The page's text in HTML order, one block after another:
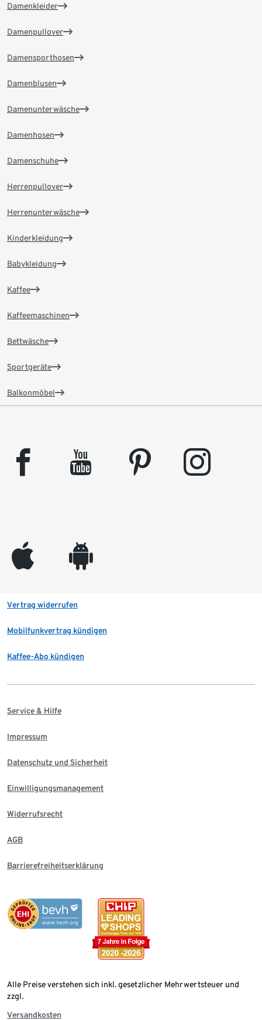
Damenkleider
Damenpullover
Damensporthosen
Damenblusen
Damenunterwäsche
Damenhosen
Damenschuhe
Herrenpullover
Herrenunterwäsche
Kinderkleidung
Babykleidung
Kaffee
Kaffeemaschinen
Bettwäsche
Sportgeräte
Balkonmöbel
facebook youtube pinterest instagram
appleinc android
Vertrag widerrufen
Mobilfunkvertrag kündigen
Kaffee-Abo kündigen
Service & Hilfe
Impressum
Datenschutz und Sicherheit
Einwilligungsmanagement
Widerrufsrecht
AGB
Barrierefreiheitserklärung
Alle Preise verstehen sich inkl. gesetzlicher Mehrwertsteuer und
zzgl.
Versandkosten